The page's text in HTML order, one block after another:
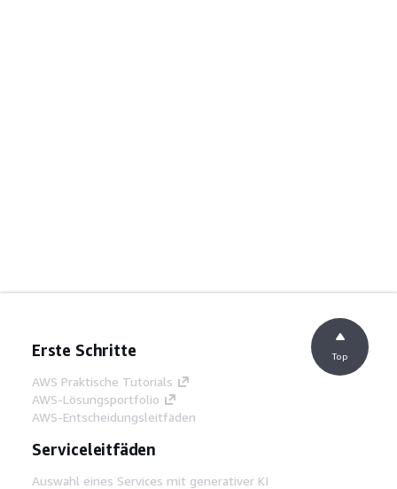
Erste Schritte
AWS Praktische Tutorials
AWS-Lösungsportfolio
AWS-Entscheidungsleitfäden
Serviceleitfäden
Auswahl eines Services mit generativer KI
Top